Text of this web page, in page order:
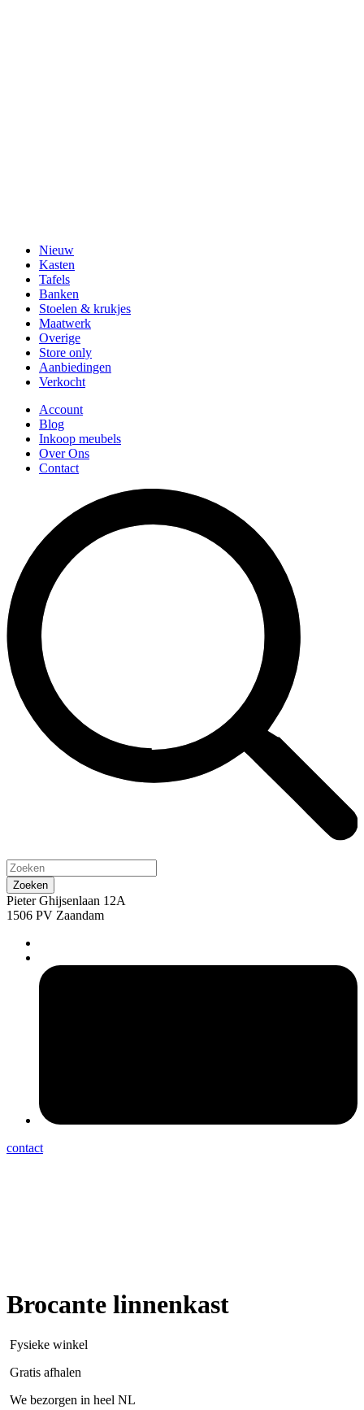
Nieuw
Kasten
Tafels
Banken
Stoelen & krukjes
Maatwerk
Overige
Store only
Aanbiedingen
Verkocht
Account
Blog
Inkoop meubels
Over Ons
Contact
Pieter Ghijsenlaan 12A
1506 PV Zaandam
contact
Brocante linnenkast
Fysieke winkel
Gratis afhalen
We bezorgen in heel NL